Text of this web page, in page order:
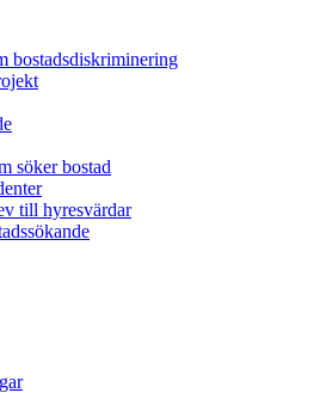
bostadsdiskriminering
söker bostad
till hyresvärdar